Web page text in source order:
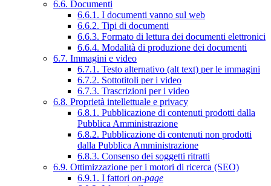
6.6. Documenti
6.6.1. I documenti vanno sul web
6.6.2. Tipi di documenti
6.6.3. Formato di lettura dei documenti elettronici
6.6.4. Modalità di produzione dei documenti
6.7. Immagini e video
6.7.1. Testo alternativo (alt text) per le immagini
6.7.2. Sottotitoli per i video
6.7.3. Trascrizioni per i video
6.8. Proprietà intellettuale e privacy
6.8.1. Pubblicazione di contenuti prodotti dalla
Pubblica Amministrazione
6.8.2. Pubblicazione di contenuti non prodotti
dalla Pubblica Amministrazione
6.8.3. Consenso dei soggetti ritratti
6.9. Ottimizzazione per i motori di ricerca (SEO)
6.9.1. I fattori on-page